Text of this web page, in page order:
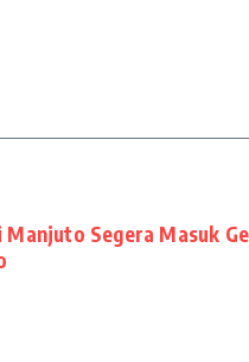
Manjuto Segera Masuk